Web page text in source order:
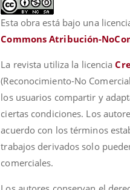
Esta obra está bajo una
Commons Atribución-
La revista utiliza la licencia
(Reconocimiento-No
los usuarios compartir y
ciertas condiciones. Los
acuerdo con los términos
trabajos derivados solo
comerciales.